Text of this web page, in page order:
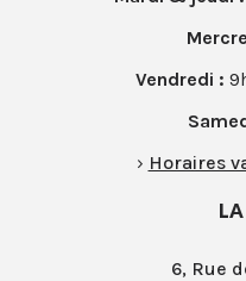
Vendredi :
› Horaires
6, Rue